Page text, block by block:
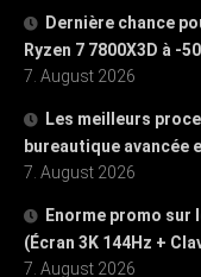
Dernière chance
Ryzen 7 7800X3D à -
7. August 2026
Les meilleurs
bureautique avancée
7. August 2026
Enorme promo sur
(Écran 3K 144Hz +
7. August 2026